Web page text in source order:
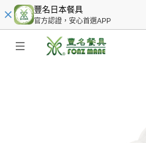
豐名日本餐具
官方認證，安心首選APP